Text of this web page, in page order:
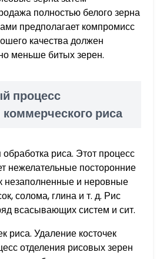
полностью белого зерна
предполагает компромисс
качества должен
меньше битых зерен.
процесс
риса
риса. Этот процесс
нежелательные посторонние
незаполненные и неровные
солома, глина и т. д. Рис
всасывающих систем и сит.
риса. Удаление косточек
отделения рисовых зерен